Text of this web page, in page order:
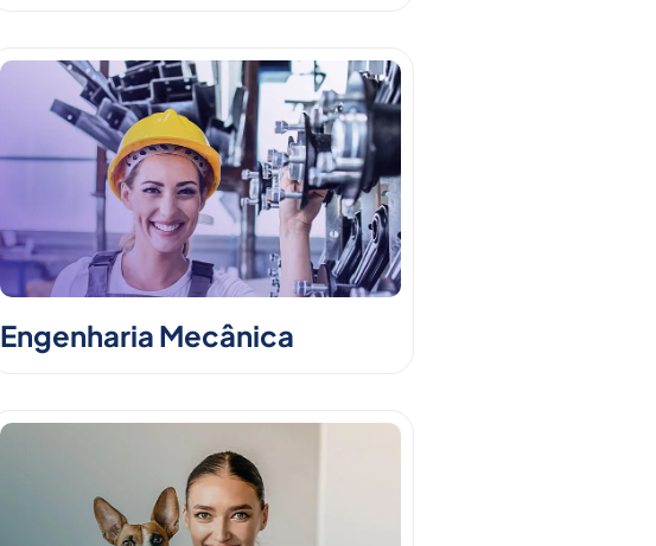
Engenharia Mecânica